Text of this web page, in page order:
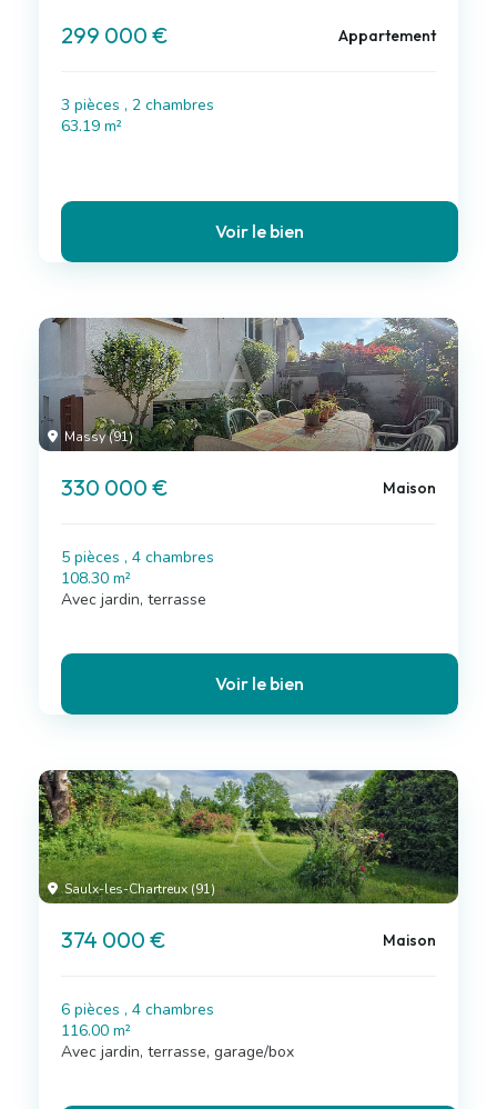
299 000 € Appartement
3 pièces , 2 chambres
63.19 m²
Voir le bien
Massy (91)
330 000 € Maison
5 pièces , 4 chambres
108.30 m²
Avec jardin, terrasse
Voir le bien
Saulx-les-Chartreux (91)
374 000 € Maison
6 pièces , 4 chambres
116.00 m²
Avec jardin, terrasse, garage/box